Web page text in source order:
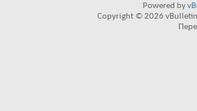
Powered by
Copyright © 2026